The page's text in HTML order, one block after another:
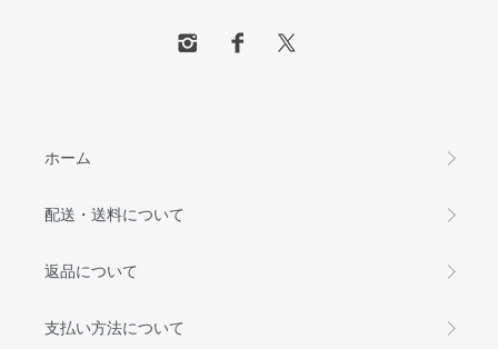
ホーム
配送・送料について
返品について
支払い方法について